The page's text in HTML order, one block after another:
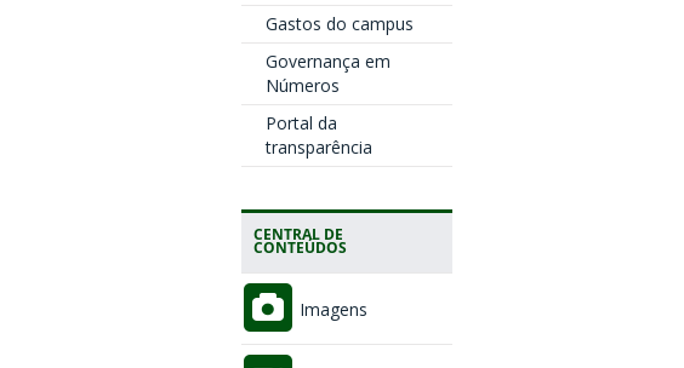
Gastos do campus
Governança em
Números
Portal da
transparência
CENTRAL DE
CONTEÚDOS
Imagens